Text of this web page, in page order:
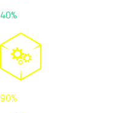
40%
90%